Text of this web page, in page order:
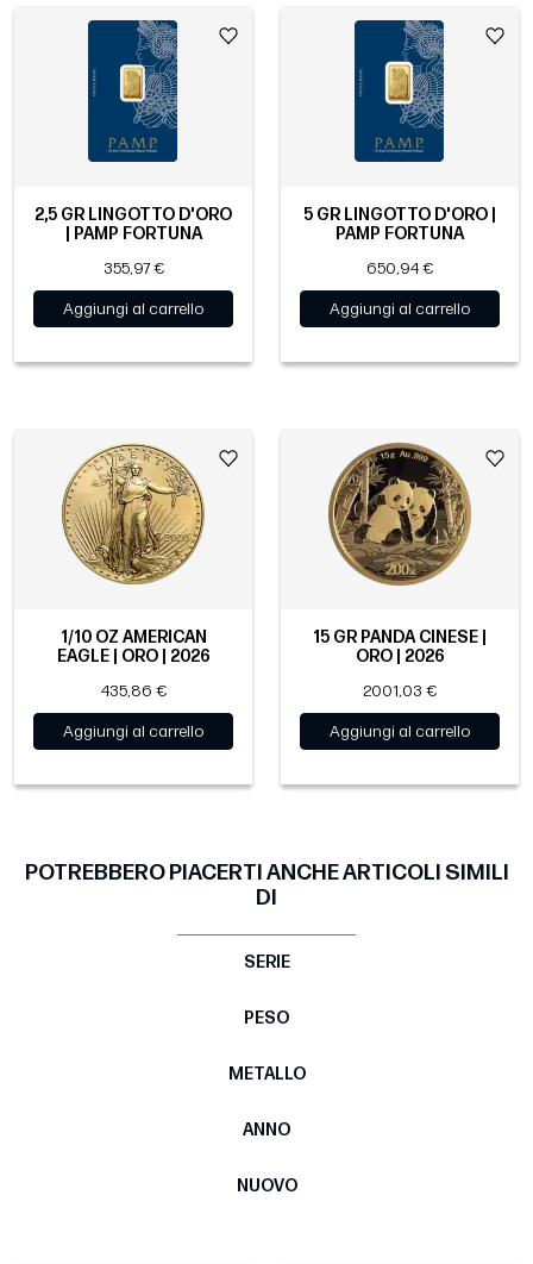
2,5 GR LINGOTTO D'ORO
| PAMP FORTUNA
355,97 €
Aggiungi al carrello
5 GR LINGOTTO D'ORO |
PAMP FORTUNA
650,94 €
Aggiungi al carrello
1/10 OZ AMERICAN
EAGLE | ORO | 2026
435,86 €
Aggiungi al carrello
15 GR PANDA CINESE |
ORO | 2026
2001,03 €
Aggiungi al carrello
POTREBBERO PIACERTI ANCHE ARTICOLI SIMILI
DI
SERIE
PESO
METALLO
ANNO
NUOVO